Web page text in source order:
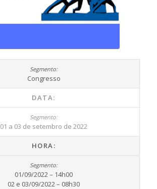
Congresso
DATA:
01 a 03 de setembro de 2022
HORA:
01/09/2022 – 14h00
02 e 03/09/2022 – 08h30